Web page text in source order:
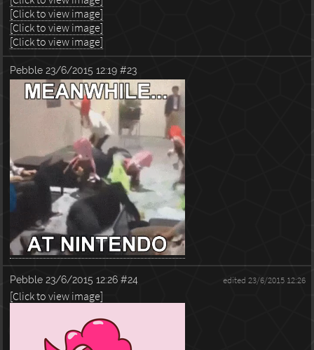
[Click to view image]
[Click to view image]
[Click to view image]
Pebble 23/6/2015 12:19 #23
Pebble 23/6/2015 12:26 #24 edited 23/6/2015 12:26
[Click to view image]